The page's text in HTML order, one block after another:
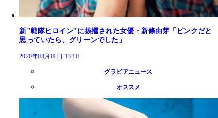
新"戦隊ヒロイン"に抜擢された女優・新條由芽「ピンクだと
思っていたら、グリーンでした」
2020年03月01日 13:10
グラビアニュース
オススメ